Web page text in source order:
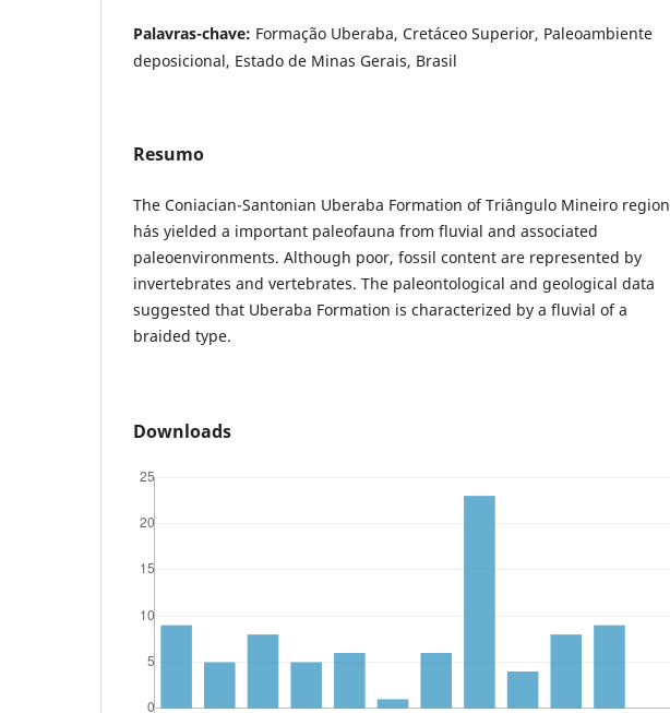
Palavras-chave: Formação Uberaba, Cretáceo Superior, Paleoambiente
deposicional, Estado de Minas Gerais, Brasil
Resumo
The Coniacian-Santonian Uberaba Formation of Triângulo Mineiro region
hás yielded a important paleofauna from fluvial and associated
paleoenvironments. Although poor, fossil content are represented by
invertebrates and vertebrates. The paleontological and geological data
suggested that Uberaba Formation is characterized by a fluvial of a
braided type.
Downloads